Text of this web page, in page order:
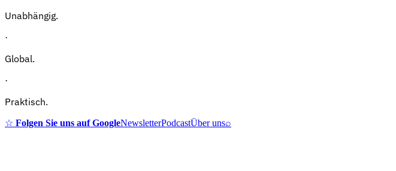
Unabhängig.
·
Global.
·
Praktisch.
☆ Folgen Sie uns auf GoogleNewsletterPodcastÜber uns⌕